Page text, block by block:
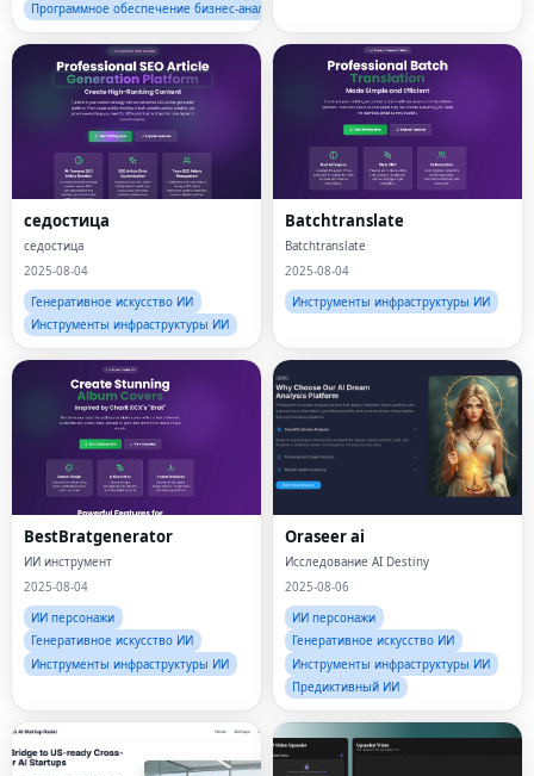
Программное обеспечение бизнес-аналитики
седостица
седостица
2025-08-04
Генеративное искусство ИИ
Инструменты инфраструктуры ИИ
Batchtranslate
Batchtranslate
2025-08-04
Инструменты инфраструктуры ИИ
BestBratgenerator
ИИ инструмент
2025-08-04
ИИ персонажи
Генеративное искусство ИИ
Инструменты инфраструктуры ИИ
Oraseer ai
Исследование AI Destiny
2025-08-06
ИИ персонажи
Генеративное искусство ИИ
Инструменты инфраструктуры ИИ
Предиктивный ИИ